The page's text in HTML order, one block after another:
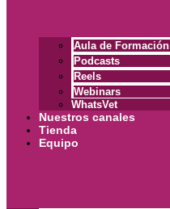
Aula de Formación
Podcasts
Reels
Webinars
WhatsVet
Nuestros canales
Tienda
Equipo